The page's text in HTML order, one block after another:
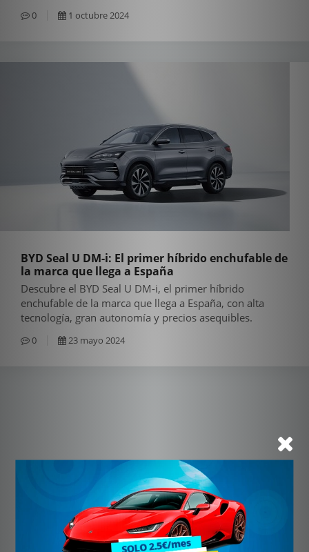
0 1 octubre 2024
BYD Seal U DM-i: El primer híbrido enchufable de
la marca que llega a España
Descubre el BYD Seal U DM-i, el primer híbrido
enchufable de la marca que llega a España, con alta
tecnología, gran autonomía y precios asequibles.
0 23 mayo 2024